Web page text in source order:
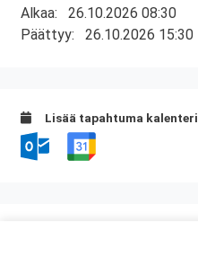
Alkaa: 26.10.2026 08:30
Päättyy: 26.10.2026 15:30
Lisää tapahtuma